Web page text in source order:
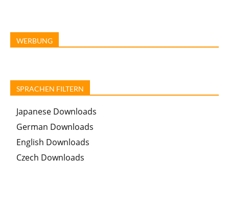
WERBUNG
SPRACHEN FILTERN
Japanese Downloads
German Downloads
English Downloads
Czech Downloads